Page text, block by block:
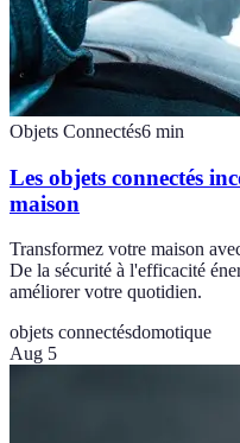
Objets Connectés6 min
Les objets connectés
maison
Transformez votre maison
De la sécurité à l'efficacité
améliorer votre quotidien.
objets connectésdomotique
Aug 5